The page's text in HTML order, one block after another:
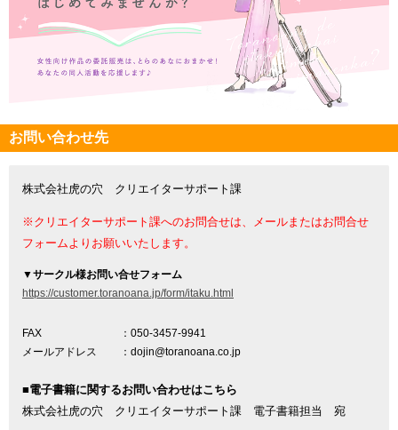
お問い合わせ先
株式会社虎の穴 クリエイターサポート課
※クリエイターサポート課へのお問合せは、メールまたはお問合せ
フォームよりお願いいたします。
▼サークル様お問い合せフォーム
https://customer.toranoana.jp/form/itaku.html
FAX
：050-3457-9941
メールアドレス
：dojin@toranoana.co.jp
■電子書籍に関するお問い合わせはこちら
株式会社虎の穴 クリエイターサポート課 電子書籍担当 宛